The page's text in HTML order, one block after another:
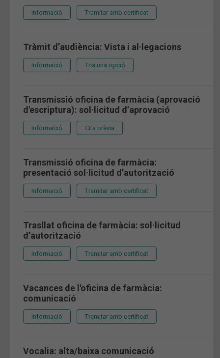
Informació Tramitar amb certificat
Tràmit d’audiència: Vista i al·legacions
Informació Tria una opció
Transmissió oficina de farmàcia (aprovació
d'escriptura): sol·licitud d’aprovació
Informació Cita prèvia
Transmissió oficina de farmàcia:
presentació sol·licitud d’autorització
Informació Tramitar amb certificat
Trasllat oficina de farmàcia: sol·licitud
d’autorització
Informació Tramitar amb certificat
Vacances de l'oficina de farmàcia:
comunicació
Informació Tramitar amb certificat
Vocalia: alta/baixa comunicació